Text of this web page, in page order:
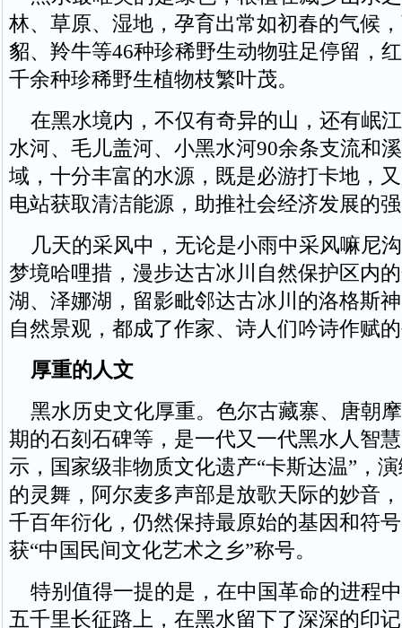
林、草原、湿地，孕育出常如初春的气候
貂、羚牛等46种珍稀野生动物驻足停留，
千余种珍稀野生植物枝繁叶茂。
在黑水境内，不仅有奇异的山，还有岷
水河、毛儿盖河、小黑水河90余条支流和
域，十分丰富的水源，既是必游打卡地，
电站获取清洁能源，助推社会经济发展的
几天的采风中，无论是小雨中采风嘛尼
梦境哈哩措，漫步达古冰川自然保护区内
湖、泽娜湖，留影毗邻达古冰川的洛格斯
自然景观，都成了作家、诗人们吟诗作赋
厚重的人文
黑水历史文化厚重。色尔古藏寨、唐朝
期的石刻石碑等，是一代又一代黑水人智
示，国家级非物质文化遗产“卡斯达温”，
的灵舞，阿尔麦多声部是放歌天际的妙音
千百年衍化，仍然保持最原始的基因和符
获“中国民间文化艺术之乡”称号。
特别值得一提的是，在中国革命的进程
五千里长征路上，在黑水留下了深深的印